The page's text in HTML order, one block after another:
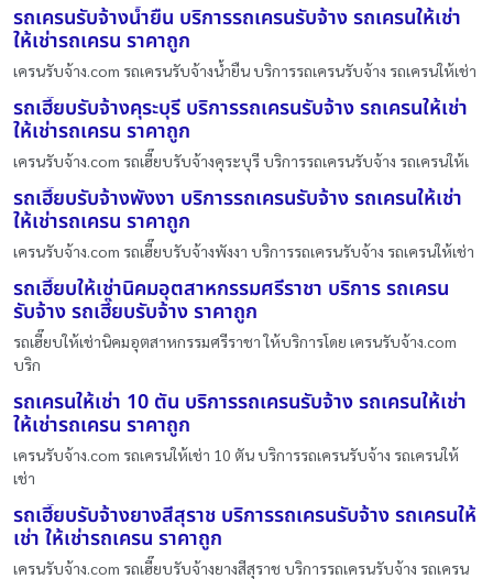
รถเครนรับจ้างน้ำยืน บริการรถเครนรับจ้าง รถเครนให้เช่า
ให้เช่ารถเครน ราคาถูก
เครนรับจ้าง.com รถเครนรับจ้างน้ำยืน บริการรถเครนรับจ้าง รถเครนให้เช่า
รถเฮี๊ยบรับจ้างคุระบุรี บริการรถเครนรับจ้าง รถเครนให้เช่า
ให้เช่ารถเครน ราคาถูก
เครนรับจ้าง.com รถเฮี๊ยบรับจ้างคุระบุรี บริการรถเครนรับจ้าง รถเครนให้เ
รถเฮี๊ยบรับจ้างพังงา บริการรถเครนรับจ้าง รถเครนให้เช่า
ให้เช่ารถเครน ราคาถูก
เครนรับจ้าง.com รถเฮี๊ยบรับจ้างพังงา บริการรถเครนรับจ้าง รถเครนให้เช่า
รถเฮี๊ยบให้เช่านิคมอุตสาหกรรมศรีราชา บริการ รถเครน
รับจ้าง รถเฮี๊ยบรับจ้าง ราคาถูก
รถเฮี๊ยบให้เช่านิคมอุตสาหกรรมศรีราชา ให้บริการโดย เครนรับจ้าง.com
บริก
รถเครนให้เช่า 10 ตัน บริการรถเครนรับจ้าง รถเครนให้เช่า
ให้เช่ารถเครน ราคาถูก
เครนรับจ้าง.com รถเครนให้เช่า 10 ตัน บริการรถเครนรับจ้าง รถเครนให้
เช่า
รถเฮี๊ยบรับจ้างยางสีสุราช บริการรถเครนรับจ้าง รถเครนให้
เช่า ให้เช่ารถเครน ราคาถูก
เครนรับจ้าง.com รถเฮี๊ยบรับจ้างยางสีสุราช บริการรถเครนรับจ้าง รถเครน